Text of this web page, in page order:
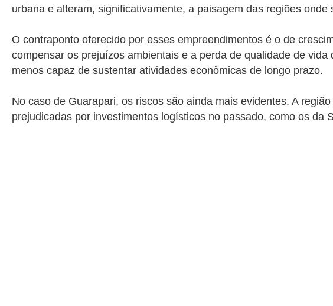
urbana e alteram, significativamente, a paisagem das regiões onde
O contraponto oferecido por esses empreendimentos é o de
compensar os prejuízos ambientais e a perda de qualidade de
menos capaz de sustentar atividades econômicas de longo prazo.
No caso de Guarapari, os riscos são ainda mais evidentes. A
prejudicadas por investimentos logísticos no passado, como os da